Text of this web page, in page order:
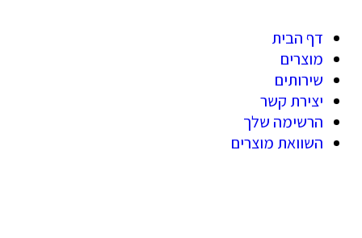
דף הבית
מוצרים
שירותים
יצירת קשר
הרשימה שלך
השוואת מוצרים